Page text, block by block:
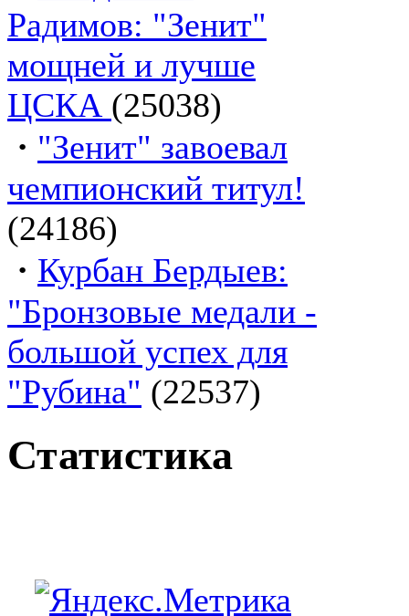
Радимов: "Зенит"
мощней и лучше
ЦСКА (25038)
· "Зенит" завоевал
чемпионский титул!
(24186)
· Курбан Бердыев:
"Бронзовые медали -
большой успех для
"Рубина" (22537)
Статистика